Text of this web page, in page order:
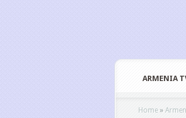
ARMENIA
Home »